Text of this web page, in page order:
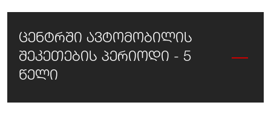
ცენტრში ავტომობილის
შეკეთების პერიოდი - 5
წელი